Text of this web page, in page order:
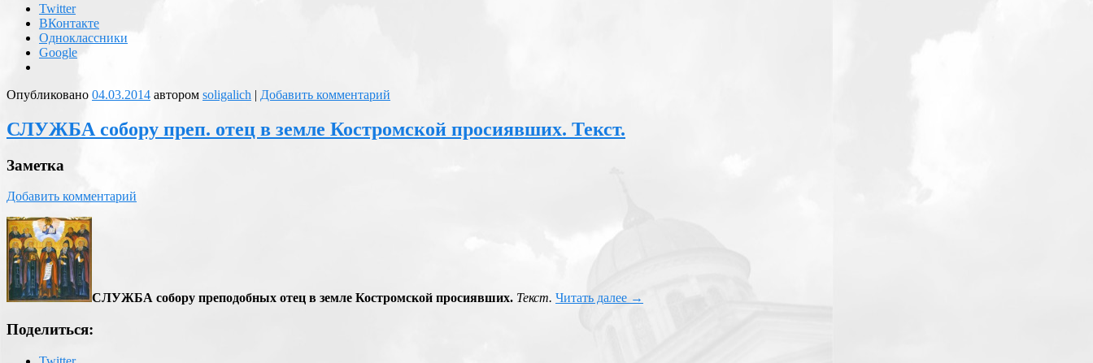
Twitter
ВКонтакте
Одноклассники
Google
Опубликовано 04.03.2014 автором soligalich | Добавить комментарий
СЛУЖБА собору преп. отец в земле Костромской просиявших. Текст.
Заметка
Добавить комментарий
СЛУЖБА собору преподобных отец в земле Костромской просиявших. Текст. Читать далее →
Поделиться: